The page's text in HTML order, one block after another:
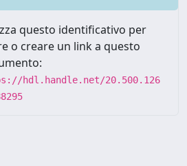
questo identificativo per
o creare un link a questo
hdl.handle.net/20.500.126